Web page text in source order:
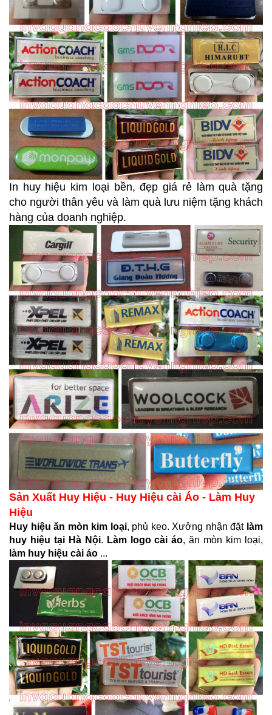
In huy hiệu kim loại bền, đẹp giá rẻ làm quà tặng
cho người thân yêu và làm quà lưu niệm tặng khách
hàng của doanh nghiệp.
Sản Xuất Huy Hiệu - Huy Hiệu cài Áo - Làm Huy
Hiệu
Huy hiệu ăn mòn kim loại, phủ keo. Xưởng nhận đặt làm
huy hiệu tại Hà Nội. Làm logo cài áo, ăn mòn kim loại,
làm huy hiệu cài áo ...